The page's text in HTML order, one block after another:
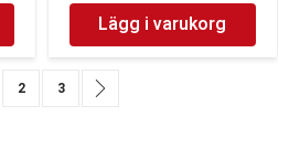
Lägg i varukorg
currently reading page
Sida
2 Sida
3